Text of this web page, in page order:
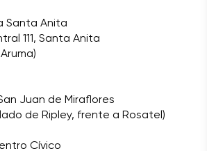
Santa Anita
111, Santa Anita
Juan de Miraflores
de Ripley, frente a Rosatel)
Cívico